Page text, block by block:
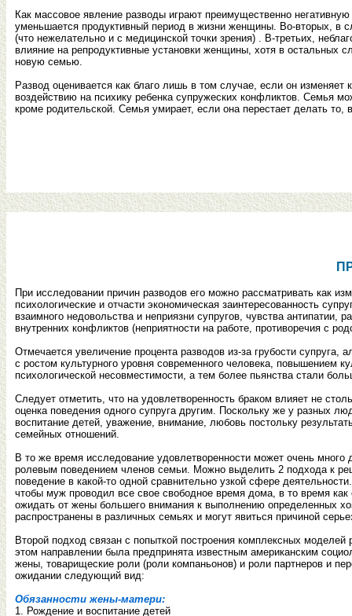
Как массовое явление разводы играют преимущественно
уменьшается продуктивный период в жизни женщины. Во-вторых, в
(что нежелательно и с медицинской точки зрения) . В-третьих,
влияние на репродуктивные установки женщины, хотя в остальных
новую семью.
Развод оценивается как благо лишь в том случае, если он
воздействию на психику ребенка супружеских конфликтов. Семья
кроме родительской. Семья умирает, если она перестает делать то,
При исследовании причин разводов его можно рассматривать как
психологические и отчасти экономическая заинтересованность
взаимного недовольства и неприязни супругов, чувства
внутренних конфликтов (неприятности на работе, противоречия с
Отмечается увеличение процента разводов из-за грубости
с ростом культурного уровня современного человека, повышением
психологической несовместимости, а тем более пьянства стали
Следует отметить, что на удовлетворенность браком влияет не
оценка поведения одного супруга другим. Поскольку же у разных
воспитание детей, уважение, внимание, любовь постольку
семейных отношений.
В то же время исследование удовлетворенности может очень
ролевым поведением членов семьи. Можно выделить 2 подхода к
поведение в какой-то одной сравнительно узкой сфере
чтобы муж проводил все свое свободное время дома, в то время
ожидать от жены большего внимания к выполнению определенных
распространены в различных семьях и могут явиться причиной
Второй подход связан с попыткой построения комплексных
этом направлении была предпринята известным американским
жены, товарищеские роли (роли компаньонов) и роли партнеров и
ожидании следующий вид:
Обязанности жены-матери:
1. Рождение и воспитание детей